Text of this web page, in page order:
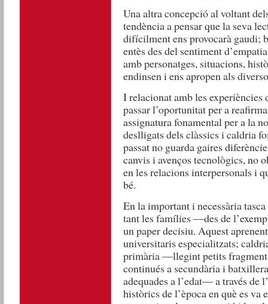
Una altra concepció al voltant
tendència a pensar que la seva
difícilment ens provocarà gaudi;
entès des del sentiment
amb personatges, situacions,
endinsen i ens apropen als
I relacionat amb les experiències
passar l’oportunitat per a
assignatura fonamental per a la
deslligats dels clàssics i caldria
passat no guarda gaires
canvis i avenços tecnològics, no
en les relacions interpersonals i
bé.
En la important i necessària
tant les famílies —des de
un paper decisiu. Aquest
universitaris especialitzats;
primària —llegint petits
continués a secundària i
adequades a l’edat— a través de
històrics de l’època en què es